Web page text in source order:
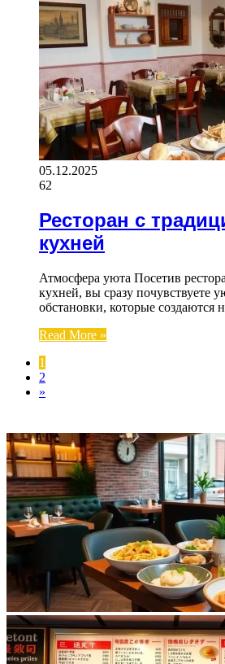
05.12.2025
62
Ресторан с
кухней
Атмосфера уюта Посетив
кухней, вы сразу почувствуете
обстановки, которые создаются
Read More »
1
2
»